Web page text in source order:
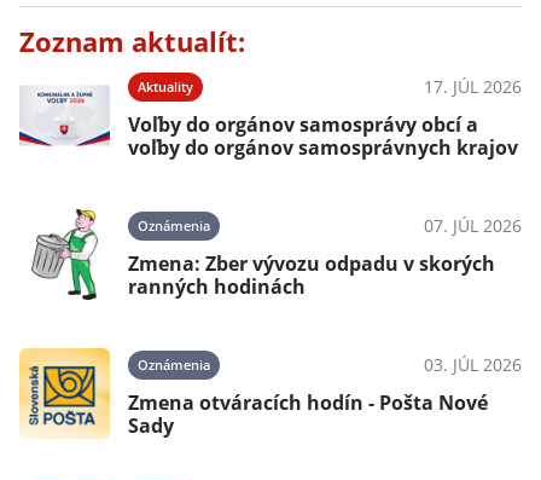
Zoznam aktualít:
Aktuality 17. JÚL 2026
Voľby do orgánov samosprávy obcí a
voľby do orgánov samosprávnych krajov
Oznámenia 07. JÚL 2026
Zmena: Zber vývozu odpadu v skorých
ranných hodinách
Oznámenia 03. JÚL 2026
Zmena otváracích hodín - Pošta Nové
Sady